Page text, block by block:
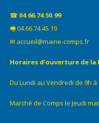
☎ 04.66.74.50.99
🖷 04.66.74.45.19
✉ accueil@mairie-comps.fr
Horaires d’ouverture de la
Du Lundi au Vendredi de 9h à
Marché de Comps le Jeudi